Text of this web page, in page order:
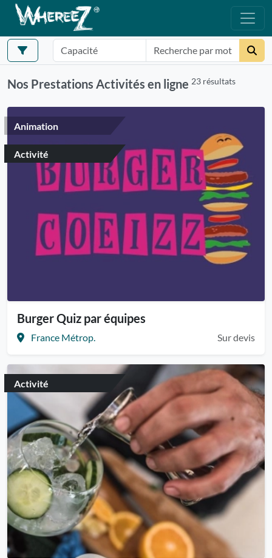
Nos Prestations Activités en ligne 23 résultats
Animation
Activité
Burger Quiz par équipes
France Métrop. Sur devis
Activité